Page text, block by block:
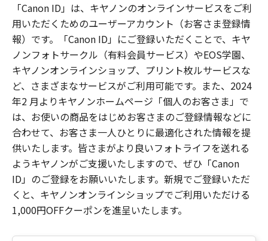
「Canon ID」は、キヤノンのオンラインサービスをご利
用いただくためのユーザーアカウント（お客さま登録情
報）です。「Canon ID」にご登録いただくことで、キヤ
ノンフォトサークル（有料会員サービス）やEOS学園、
キヤノンオンラインショップ、プリント枚ルサービスな
ど、さまざまなサービスがご利用可能です。また、2024
年2 月よりキヤノンホームページ「個人のお客さま」で
は、お使いの商品をはじめお客さまのご登録情報などに
合わせて、お客さま一人ひとりに最適化された情報を提
供いたします。皆さまがより良いフォトライフを送れる
ようキヤノンがご支援いたしますので、ぜひ「Canon
ID」のご登録をお願いいたします。新規でご登録いただ
くと、キヤノンオンラインショップでご利用いただける
1,000円OFFクーポンを進呈いたします。